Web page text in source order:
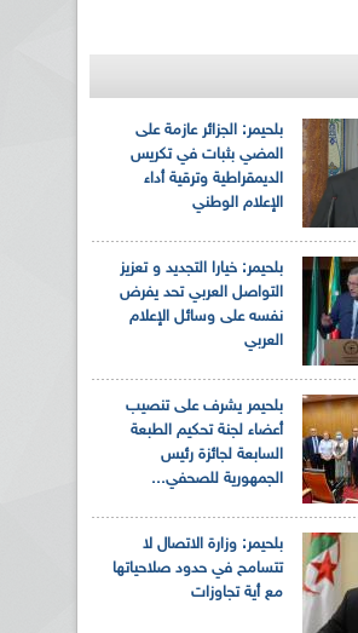
بلحيمر: الجزائر عازمة على
المضي بثبات في تكريس
الديمقراطية وترقية أداء
الإعلام الوطني
بلحيمر: خيارا التجديد و تعزيز
التواصل العربي تحد يفرض
نفسه على وسائل الإعلام
العربي
بلحيمر يشرف على تنصيب
أعضاء لجنة تحكيم الطبعة
السابعة لجائزة رئيس
الجمهورية للصحفي...
بلحيمر: وزارة الاتصال لا
تتسامح في حدود صلاحياتها
مع أية تجاوزات